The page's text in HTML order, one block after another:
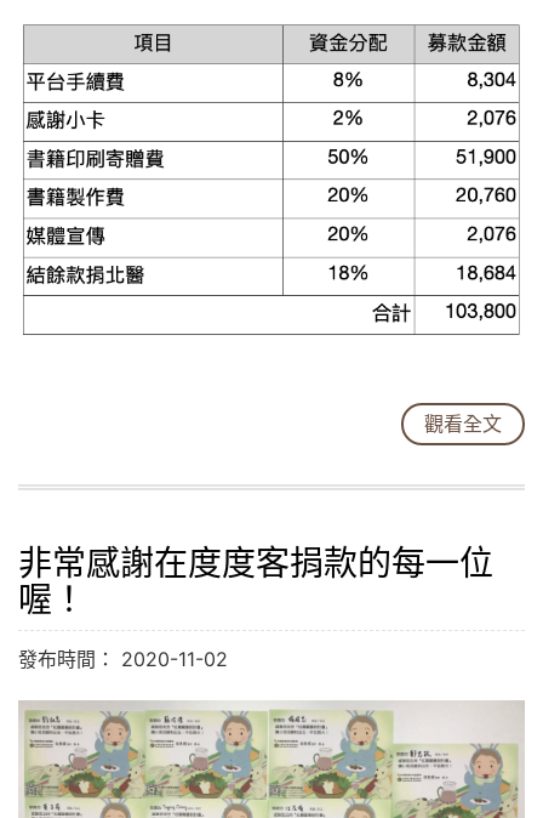
觀看全文
非常感謝在度度客捐款的每一位
喔！
發布時間： 2020-11-02